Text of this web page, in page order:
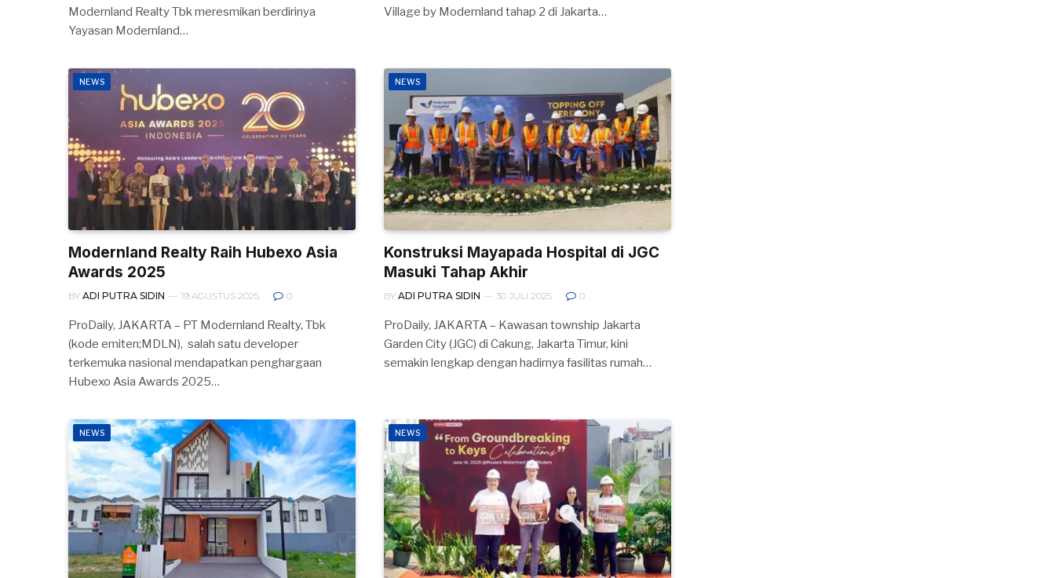
Modernland Realty Tbk meresmikan berdirinya
Yayasan Modernland…
Village by Modernland tahap 2 di Jakarta…
NEWS
Modernland Realty Raih Hubexo Asia
Awards 2025
BY ADI PUTRA SIDIN 19 AGUSTUS 2025 0
ProDaily, JAKARTA – PT Modernland Realty, Tbk
(kode emiten;MDLN), salah satu developer
terkemuka nasional mendapatkan penghargaan
Hubexo Asia Awards 2025…
NEWS
Konstruksi Mayapada Hospital di JGC
Masuki Tahap Akhir
BY ADI PUTRA SIDIN 30 JULI 2025 0
ProDaily, JAKARTA – Kawasan township Jakarta
Garden City (JGC) di Cakung, Jakarta Timur, kini
semakin lengkap dengan hadirnya fasilitas rumah…
NEWS NEWS